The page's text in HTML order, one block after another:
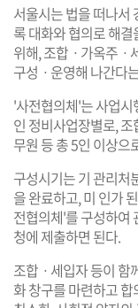
서울시는 법을 떠나서
록 대화와 협의로 해
위해, 조합ㆍ가옥주ㆍ
구성ㆍ운영해 나간다
'사전협의체'는 사업
인 정비사업장별로,
무원 등 총 5인 이상으
구성시기는 기 관리처
을 완료하고, 미 인가
전협의체'를 구성하여
청에 제출하면 된다.
조합ㆍ세입자 등이 함
화 창구를 마련하고